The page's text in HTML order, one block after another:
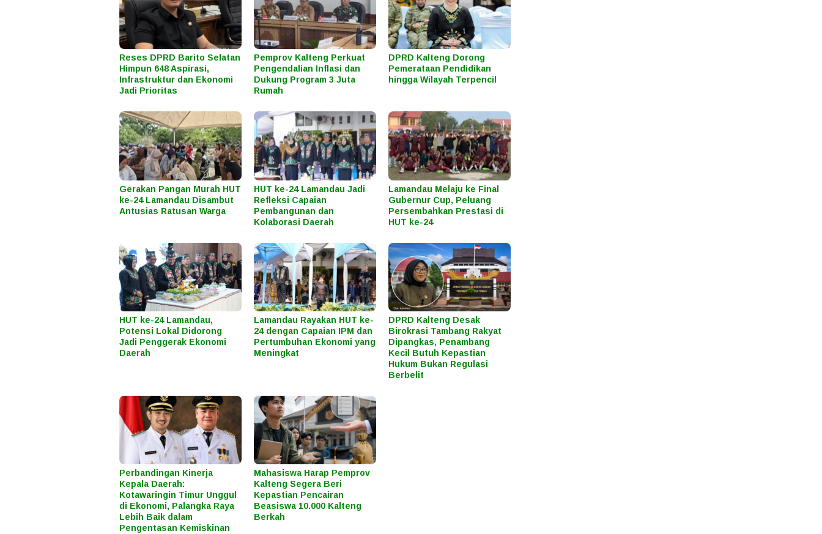
Reses DPRD Barito Selatan
Himpun 648 Aspirasi,
Infrastruktur dan Ekonomi
Jadi Prioritas
Pemprov Kalteng Perkuat
Pengendalian Inflasi dan
Dukung Program 3 Juta
Rumah
DPRD Kalteng Dorong
Pemerataan Pendidikan
hingga Wilayah Terpencil
Gerakan Pangan Murah HUT
ke-24 Lamandau Disambut
Antusias Ratusan Warga
HUT ke-24 Lamandau Jadi
Refleksi Capaian
Pembangunan dan
Kolaborasi Daerah
Lamandau Melaju ke Final
Gubernur Cup, Peluang
Persembahkan Prestasi di
HUT ke-24
HUT ke-24 Lamandau,
Potensi Lokal Didorong
Jadi Penggerak Ekonomi
Daerah
Lamandau Rayakan HUT ke-
24 dengan Capaian IPM dan
Pertumbuhan Ekonomi yang
Meningkat
DPRD Kalteng Desak
Birokrasi Tambang Rakyat
Dipangkas, Penambang
Kecil Butuh Kepastian
Hukum Bukan Regulasi
Berbelit
Perbandingan Kinerja
Kepala Daerah:
Kotawaringin Timur Unggul
di Ekonomi, Palangka Raya
Lebih Baik dalam
Pengentasan Kemiskinan
Mahasiswa Harap Pemprov
Kalteng Segera Beri
Kepastian Pencairan
Beasiswa 10.000 Kalteng
Berkah